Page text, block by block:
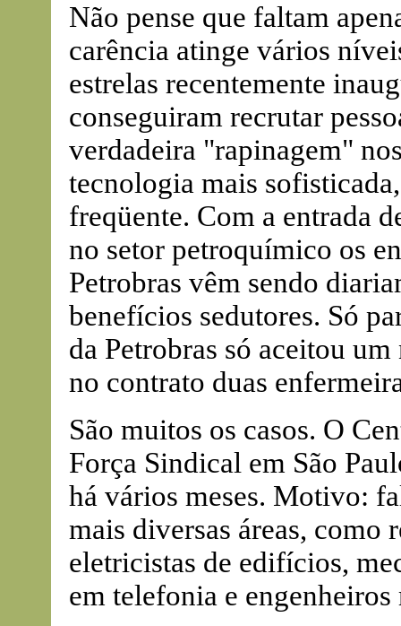
Não pense que faltam
carência atinge vários
estrelas recentemente
conseguiram recrutar
verdadeira "rapinagem"
tecnologia mais
freqüente. Com a entrada
no setor petroquímico os
Petrobras vêm sendo
benefícios sedutores. Só
da Petrobras só aceitou
no contrato duas
São muitos os casos. O
Força Sindical em São
há vários meses. Motivo:
mais diversas áreas, como
eletricistas de edifícios,
em telefonia e